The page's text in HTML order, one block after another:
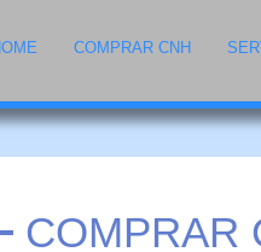
COMPRAR CNH
COMPRAR